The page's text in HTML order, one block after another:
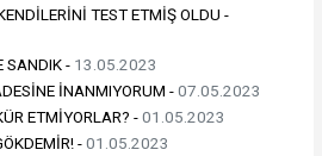
TEST ETMİŞ OLDU -
SANDIK - 13.05.2023
İNANMIYORUM -07.05.2023
ETMİYORLAR? -01.05.2023
-01.05.2023